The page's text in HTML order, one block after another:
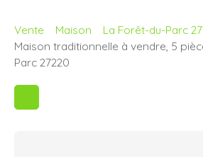
Vente Maison
La Forêt-du-Parc
Maison traditionnelle à vendre, 5
Parc 27220